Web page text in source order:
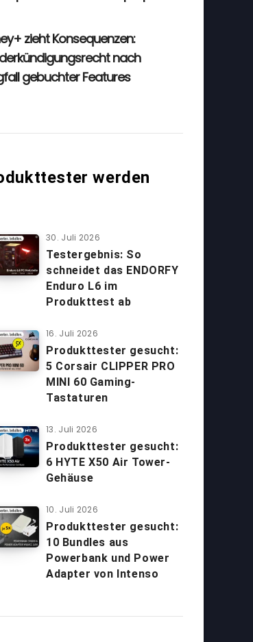
werden
30. Juli 2026
Testergebnis: So
schneidet das ENDORFY
Enduro L6 im
Produkttest ab
16. Juli 2026
Produkttester gesucht:
5 Corsair CLIPPER PRO
MINI 60 Gaming-
Tastaturen
13. Juli 2026
Produkttester gesucht:
6 HYTE X50 Air Tower-
Gehäuse
10. Juli 2026
Produkttester gesucht:
10 Bundles aus
Powerbank und Power
Adapter von Intenso